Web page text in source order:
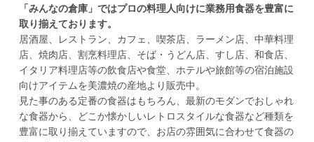
「みんなの倉庫」ではプロの料理人向けに業務用食器を豊富に
取り揃えております。
居酒屋、レストラン、カフェ、喫茶店、ラーメン店、中華料理
店、焼肉店、割烹料理店、そば・うどん店、すし店、和食店、
イタリア料理店等の飲食店や食堂、ホテルや旅館等の宿泊施設
向けアイテムを美濃焼の産地より販売中。
見た事のある定番の食器はもちろん、最新のモダンでおしゃれ
な食器から、どこか懐かしいレトロスタイルな食器など種類を
豊富に取り揃えていますので、お店の雰囲気に合わせて食器の